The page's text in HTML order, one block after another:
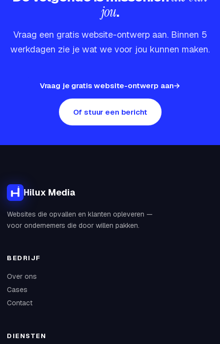
jou.
Vraag een gratis website-ontwerp aan. Binnen 5
werkdagen zie je wat we voor jou kunnen maken.
Vraag je gratis website-ontwerp aan
Of stuur een bericht
Hilux Media
Websites die opvallen en klanten opleveren —
voor ondernemers die door willen pakken.
BEDRIJF
Over ons
Cases
Contact
DIENSTEN